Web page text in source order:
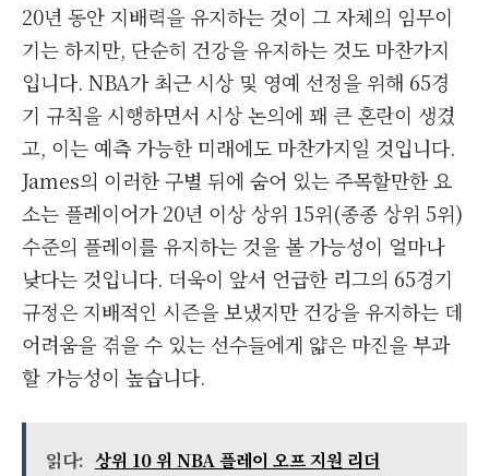
20년 동안 지배력을 유지하는 것이 그 자체의 임무이
기는 하지만, 단순히 건강을 유지하는 것도 마찬가지
입니다. NBA가 최근 시상 및 영예 선정을 위해 65경
기 규칙을 시행하면서 시상 논의에 꽤 큰 혼란이 생겼
고, 이는 예측 가능한 미래에도 마찬가지일 것입니다.
James의 이러한 구별 뒤에 숨어 있는 주목할만한 요
소는 플레이어가 20년 이상 상위 15위(종종 상위 5위)
수준의 플레이를 유지하는 것을 볼 가능성이 얼마나
낮다는 것입니다. 더욱이 앞서 언급한 리그의 65경기
규정은 지배적인 시즌을 보냈지만 건강을 유지하는 데
어려움을 겪을 수 있는 선수들에게 얇은 마진을 부과
할 가능성이 높습니다.
읽다: 상위 10 위 NBA 플레이 오프 지원 리더